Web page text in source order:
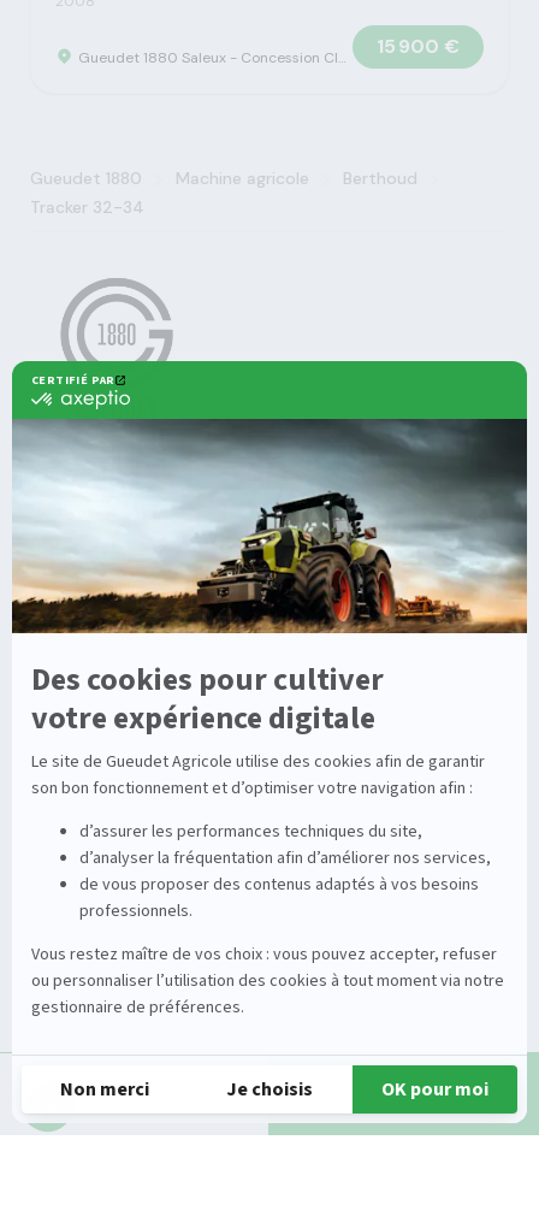
Gueudet 1880 Saleux - Concession Claas 15 900 €
Gueudet 1880 Machine agricole Berthoud
Tracker 32-34
Agricole
Solutions multimarques
Irrigation
Enrouleurs
Stations
Entretien de la vigne
Entretien du sol
Nos offres
Nos Services
Entretien
Dépannage
Pièces détachées
Démonstration
Occasions Groupe
Demande d'infos Appeler